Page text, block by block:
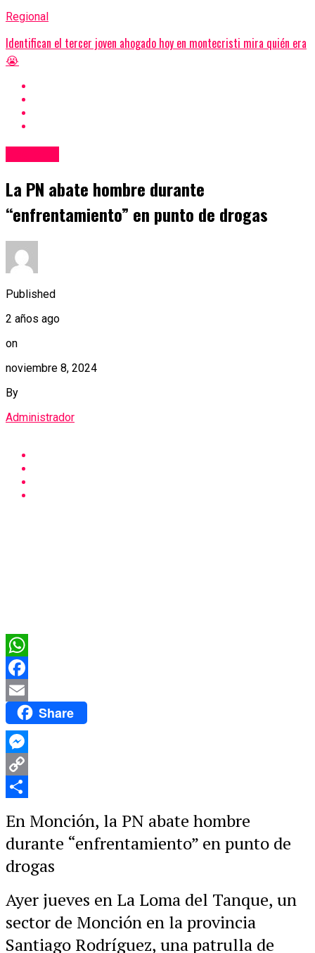
Regional
Identifican el tercer joven ahogado hoy en montecristi mira quién era
😭
La PN abate hombre durante
“enfrentamiento” en punto de drogas
Published
2 años ago
on
noviembre 8, 2024
By
Administrador
WhatsApp
Facebook
Email Share
Messenger
Copy
En Monción, la PN abate hombre
durante “enfrentamiento” en punto de
drogas
Ayer jueves en La Loma del Tanque, un
sector de Monción en la provincia
Santiago Rodríguez, una patrulla de